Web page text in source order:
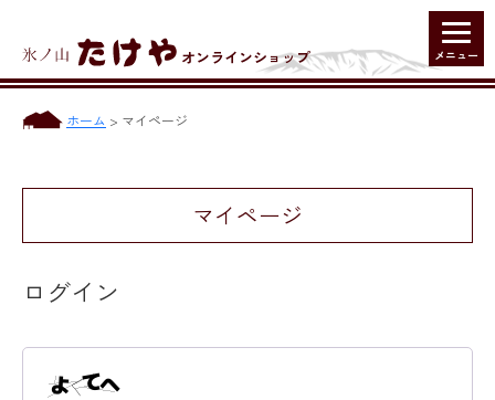
オンラインショップ
ホーム > マイページ
マイページ
ログイン